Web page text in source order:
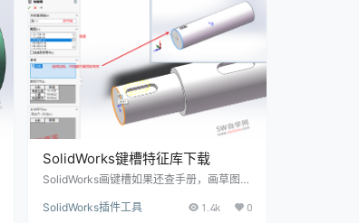
SolidWorks键槽特征库下载
SolidWorks画键槽如果还查手册，画草图，
制作的SolidWorks键槽特征库，有轴用的也
SolidWorks插件工具 1.4k 0